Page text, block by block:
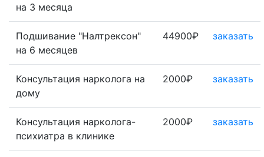
на 3 месяца
Подшивание "Налтрексон"
на 6 месяцев
44900₽ заказать
Консультация нарколога на
дому
2000₽ заказать
Консультация нарколога-
психиатра в клинике
2000₽ заказать